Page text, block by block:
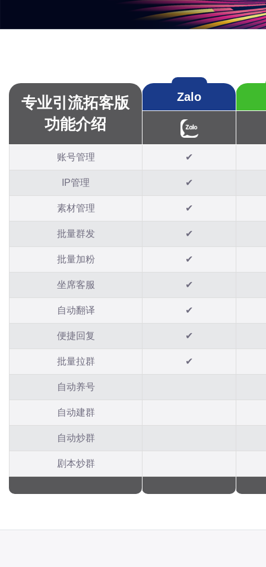
专业引流拓客版
功能介绍
Zalo
账号管理 ✔
IP管理 ✔
素材管理 ✔
批量群发 ✔
批量加粉 ✔
坐席客服 ✔
自动翻译 ✔
便捷回复 ✔
批量拉群 ✔
自动养号
自动建群
自动炒群
剧本炒群